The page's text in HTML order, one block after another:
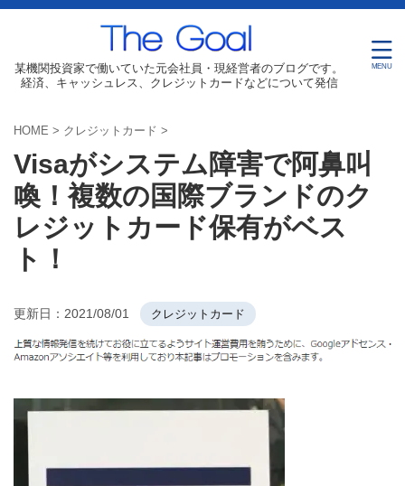
某機関投資家で働いていた元会社員・現経営者のブログです。
経済、キャッシュレス、クレジットカードなどについて発信
HOME > クレジットカード >
Visaがシステム障害で阿鼻叫
喚！複数の国際ブランドのク
レジットカード保有がベス
ト！
更新日： 2021/08/01 クレジットカード